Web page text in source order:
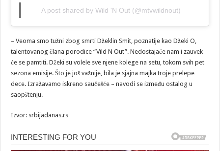
A post shared by Wild 'N Out (@mtvwildnout)
– Veoma smo tužni zbog smrti Džeklin Smit, poznatije kao Džeki O,
talentovanog člana porodice “Vild N Out”. Nedostajaće nam i zauvek
će se pamtiti. Džeki su volele sve njene kolege na setu, tokom svih pet
sezona emisije. Što je još važnije, bila je sjajna majka troje prelepe
dece. Izražavamo iskreno saučešće – navodi se između ostalog u
saopštenju.
Izvor: srbijadanas.rs